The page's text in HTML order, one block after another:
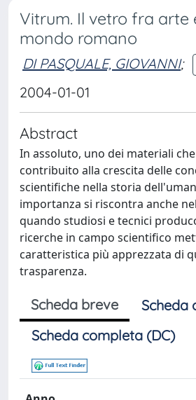
Vitrum. Il vetro fra arte
mondo romano
DI PASQUALE, GIOVANNI;
2004-01-01
Abstract
In assoluto, uno dei materiali
contribuito alla crescita delle
scientifiche nella storia
importanza si riscontra anche
quando studiosi e tecnici
ricerche in campo scientifico
caratteristica più apprezzata di
trasparenza.
Scheda breve
Scheda
Scheda completa (DC)